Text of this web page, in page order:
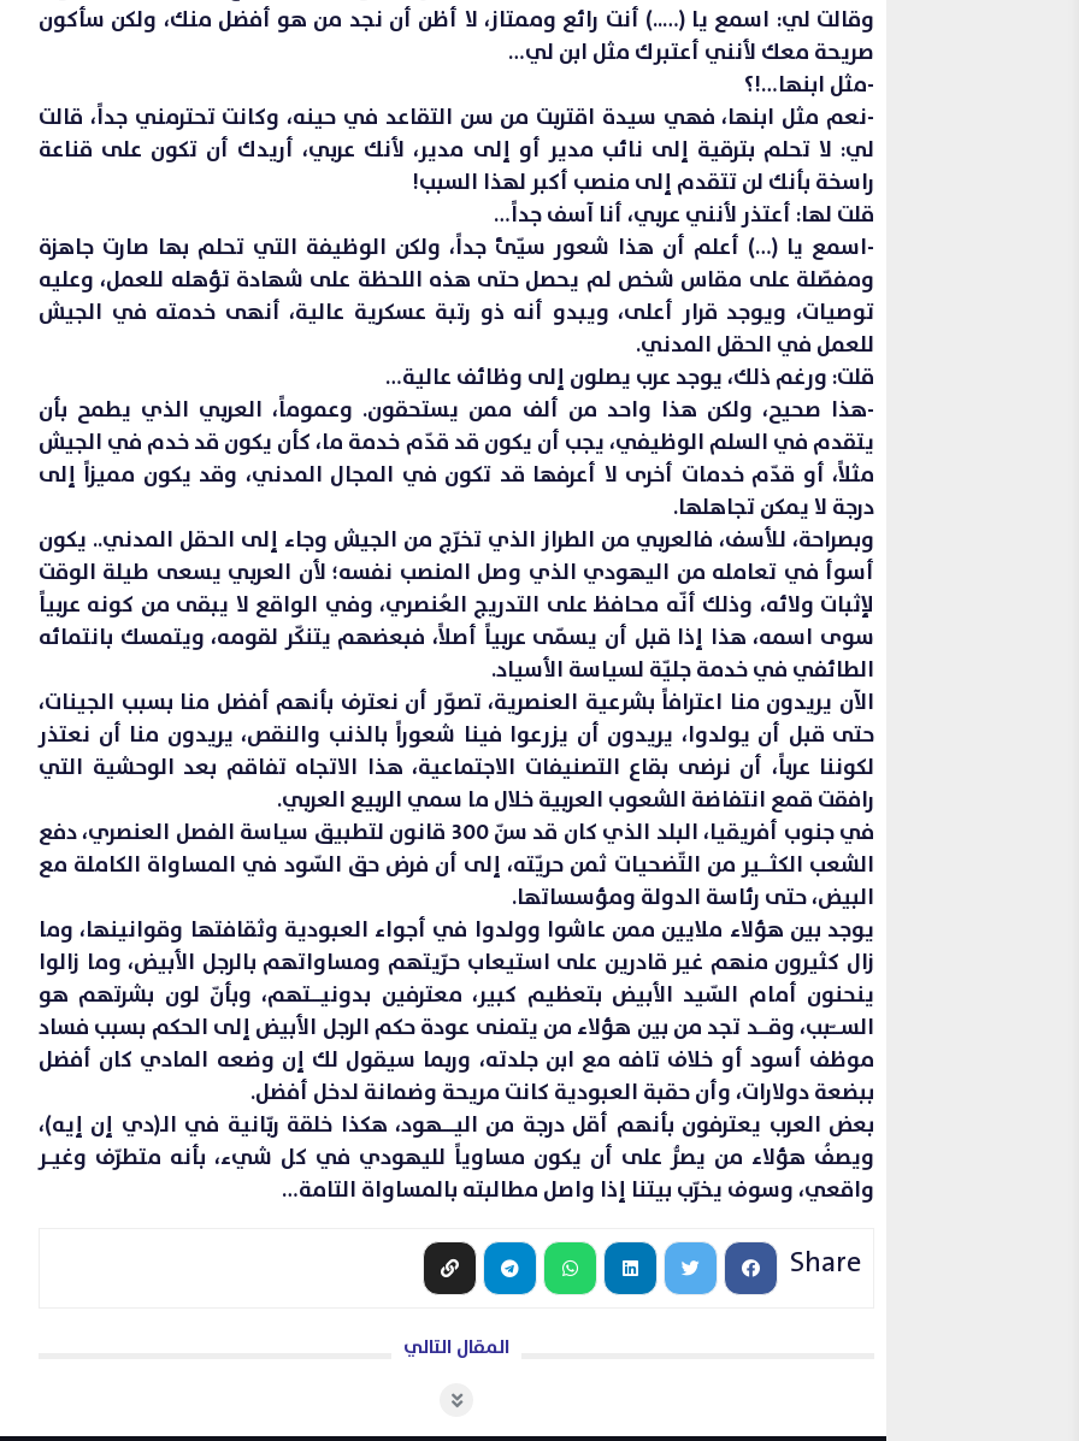
وقالت لي: اسمع يا (…..) أنت رائع وممتاز، لا أظن أن نجد من هو أفضل منك، ولكن سأكون
صريحة معك لأنني أعتبرك مثل ابن لي…
-مثل ابنها…!؟
-نعم مثل ابنها، فهي سيدة اقتربت من سن التقاعد في حينه، وكانت تحترمني جداً، قالت
لي: لا تحلم بترقية إلى نائب مدير أو إلى مدير، لأنك عربي، أريدك أن تكون على قناعة
راسخة بأنك لن تتقدم إلى منصب أكبر لهذا السبب!
قلت لها: أعتذر لأنني عربي، أنا آسف جداً…
-اسمع يا (…) أعلم أن هذا شعور سيّئ جداً، ولكن الوظيفة التي تحلم بها صارت جاهزة
ومفصّلة على مقاس شخص لم يحصل حتى هذه اللحظة على شهادة تؤهله للعمل، وعليه
توصيات، ويوجد قرار أعلى، ويبدو أنه ذو رتبة عسكرية عالية، أنهى خدمته في الجيش
للعمل في الحقل المدني.
قلت: ورغم ذلك، يوجد عرب يصلون إلى وظائف عالية…
-هذا صحيح، ولكن هذا واحد من ألف ممن يستحقون. وعموماً، العربي الذي يطمح بأن
يتقدم في السلم الوظيفي، يجب أن يكون قد قدّم خدمة ما، كأن يكون قد خدم في الجيش
مثلاً، أو قدّم خدمات أخرى لا أعرفها قد تكون في المجال المدني، وقد يكون مميزاً إلى
درجة لا يمكن تجاهلها.
وبصراحة، للأسف، فالعربي من الطراز الذي تخرّج من الجيش وجاء إلى الحقل المدني.. يكون
أسوأ في تعامله من اليهودي الذي وصل المنصب نفسه؛ لأن العربي يسعى طيلة الوقت
لإثبات ولائه، وذلك أنّه محافظ على التدريج العُنصري، وفي الواقع لا يبقى من كونه عربياً
سوى اسمه، هذا إذا قبل أن يسمّى عربياً أصلاً، فبعضهم يتنكّر لقومه، ويتمسك بانتمائه
الطائفي في خدمة جليّة لسياسة الأسياد.
الآن يريدون منا اعترافاً بشرعية العنصرية، تصوّر أن نعترف بأنهم أفضل منا بسبب الجينات،
حتى قبل أن يولدوا، يريدون أن يزرعوا فينا شعوراً بالذنب والنقص، يريدون منا أن نعتذر
لكوننا عرباً، أن نرضى بقاع التصنيفات الاجتماعية، هذا الاتجاه تفاقم بعد الوحشية التي
رافقت قمع انتفاضة الشعوب العربية خلال ما سمي الربيع العربي.
في جنوب أفريقيا، البلد الذي كان قد سنّ 300 قانون لتطبيق سياسة الفصل العنصري، دفع
الشعب الكثــــير من التّضحيات ثمن حريّته، إلى أن فرض حق السّود في المساواة الكاملة مع
البيض، حتى رئاسة الدولة ومؤسساتها.
يوجد بين هؤلاء ملايين ممن عاشوا وولدوا في أجواء العبودية وثقافتها وقوانينها، وما
زال كثيرون منهم غير قادرين على استيعاب حرّيتهم ومساواتهم بالرجل الأبيض، وما زالوا
ينحنون أمام السّيد الأبيض بتعظيم كبير، معترفين بدونيــــتهم، وبأنّ لون بشرتهم هو
الســــّبب، وقــــد تجد من بين هؤلاء من يتمنى عودة حكم الرجل الأبيض إلى الحكم بسبب فساد
موظف أسود أو خلاف تافه مع ابن جلدته، وربما سيقول لك إن وضعه المادي كان أفضل
ببضعة دولارات، وأن حقبة العبودية كانت مريحة وضمانة لدخل أفضل.
بعض العرب يعترفون بأنهم أقل درجة من اليـــــهود، هكذا خلقة ربّانية في الـ(دي إن إيه)،
ويصفُ هؤلاء من يصرُّ على أن يكون مساوياً لليهودي في كل شيء، بأنه متطرّف وغيــر
واقعي، وسوف يخرّب بيتنا إذا واصل مطالبته بالمساواة التامة…
Share
المقال التالي